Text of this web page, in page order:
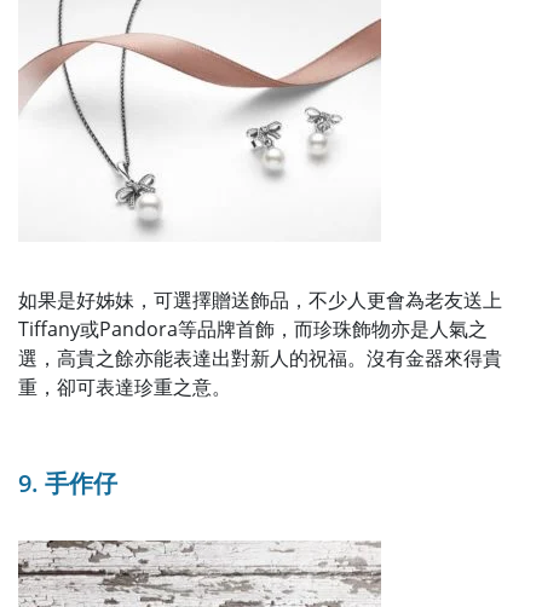
如果是好姊妹，可選擇贈送飾品，不少人更會為老友送上
Tiffany或Pandora等品牌首飾，而珍珠飾物亦是人氣之
選，高貴之餘亦能表達出對新人的祝福。沒有金器來得貴
重，卻可表達珍重之意。
9. 手作仔